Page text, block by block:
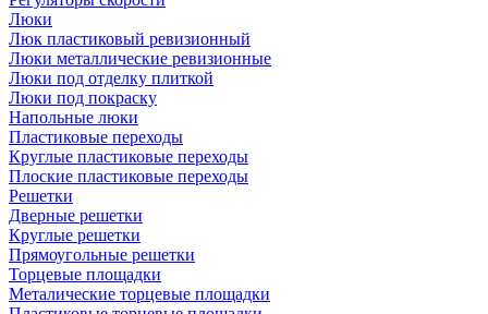
Люки
Люк пластиковый ревизионный
Люки металлические ревизионные
Люки под отделку плиткой
Люки под покраску
Напольные люки
Пластиковые переходы
Круглые пластиковые переходы
Плоские пластиковые переходы
Решетки
Дверные решетки
Круглые решетки
Прямоугольные решетки
Торцевые площадки
Металические торцевые площадки